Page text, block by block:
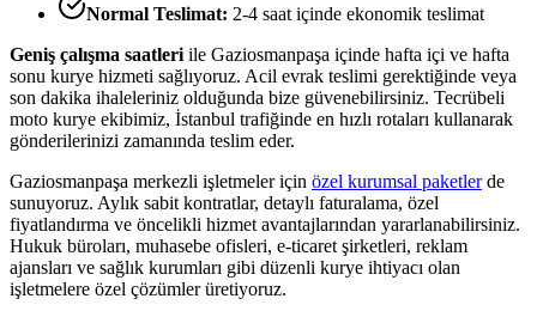
Normal Teslimat: 2-4 saat içinde ekonomik teslimat
Geniş çalışma saatleri ile Gaziosmanpaşa içinde hafta içi ve hafta
sonu kurye hizmeti sağlıyoruz. Acil evrak teslimi gerektiğinde veya
son dakika ihaleleriniz olduğunda bize güvenebilirsiniz. Tecrübeli
moto kurye ekibimiz, İstanbul trafiğinde en hızlı rotaları kullanarak
gönderilerinizi zamanında teslim eder.
Gaziosmanpaşa merkezli işletmeler için özel kurumsal paketlerde
sunuyoruz. Aylık sabit kontratlar, detaylı faturalama, özel
fiyatlandırma ve öncelikli hizmet avantajlarından yararlanabilirsiniz.
Hukuk büroları, muhasebe ofisleri, e-ticaret şirketleri, reklam
ajansları ve sağlık kurumları gibi düzenli kurye ihtiyacı olan
işletmelere özel çözümler üretiyoruz.